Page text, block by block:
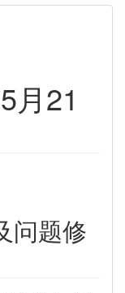
月21
问题修